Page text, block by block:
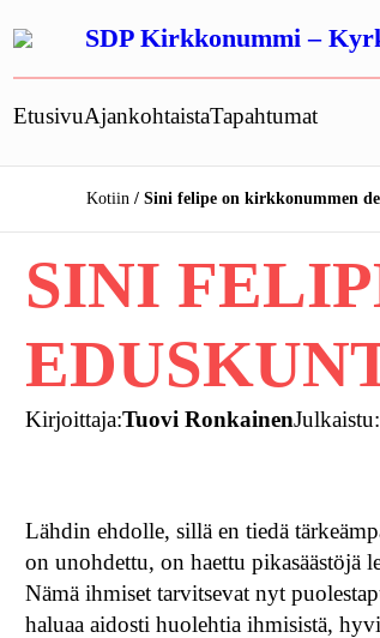
sisältöön
SDP Kirkkonummi –
EtusivuAjankohtaistaTapahtumat
Kotiin Sini felipe on kirkkonummen
SINI
Kirjoittaja:Tuovi RonkainenJulkaistu:
Lähdin ehdolle, sillä en tiedä
on unohdettu, on haettu pikasäästöjä
Nämä ihmiset tarvitsevat nyt
haluaa aidosti huolehtia ihmisistä,